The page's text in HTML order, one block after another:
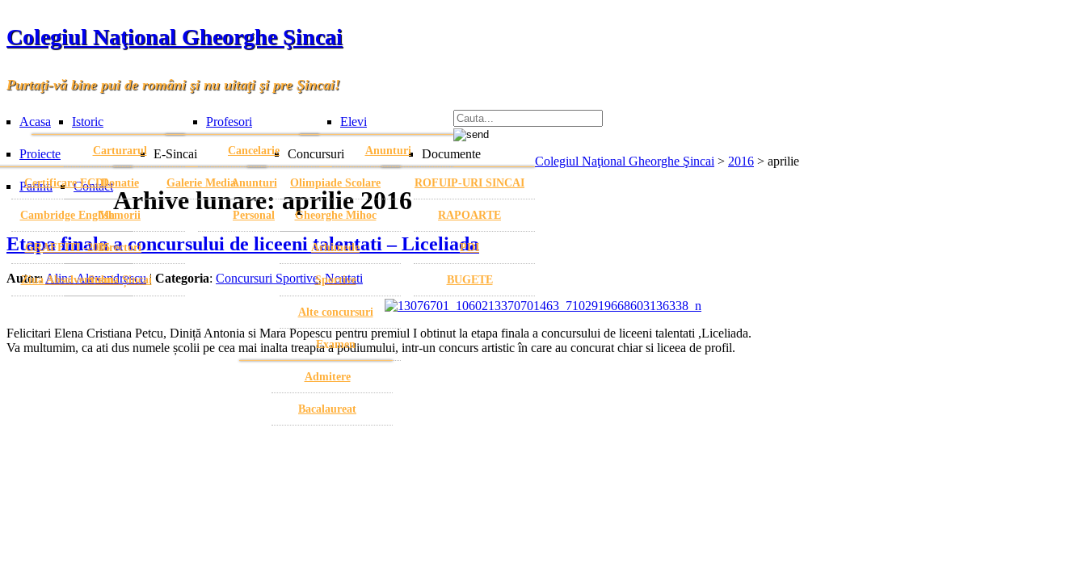
Colegiul Naţional Gheorghe Şincai
Purtaţi-vă bine pui de români şi nu uitaţi şi pre Şincai!
Acasa Istoric
Carturarul
Donatie
Memorii
Directori
Stema Șincai
Profesori
Cancelarie
Anunturi
Personal
Elevi
Anunturi
Proiecte
Certificare ECDL
Cambridge English
GRAFFITI -2015
Ziua Absolventului
E-Sincai
Galerie Media
Concursuri
Olimpiade Scolare
Gheorghe Mihoc
Arhimede
Sportive
Alte concursuri
Examen
Admitere
Bacalaureat
Documente
ROFUIP-URI SINCAI
RAPOARTE
PDI
BUGETE
Parinti Contact
Colegiul Naţional Gheorghe Şincai > 2016 > aprilie
Arhive lunare:aprilie 2016
Etapa finala a concursului de liceeni talentati – Liceliada
Autor:Alina Alexandrescu| Categoria: Concursuri Sportive,Noutati
Felicitari Elena Cristiana Petcu, Diniță Antonia si Mara Popescu pentru premiul I obtinut la etapa finala a concursului de liceeni talentati ,Liceliada.
Va multumim, ca ati dus numele școlii pe cea mai inalta treapta a podiumului, intr-un concurs artistic în care au concurat chiar si liceea de profil.